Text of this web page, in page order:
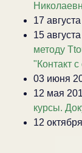
17
15
методу
"Контакт
03 июня
12 мая
курсы.
12